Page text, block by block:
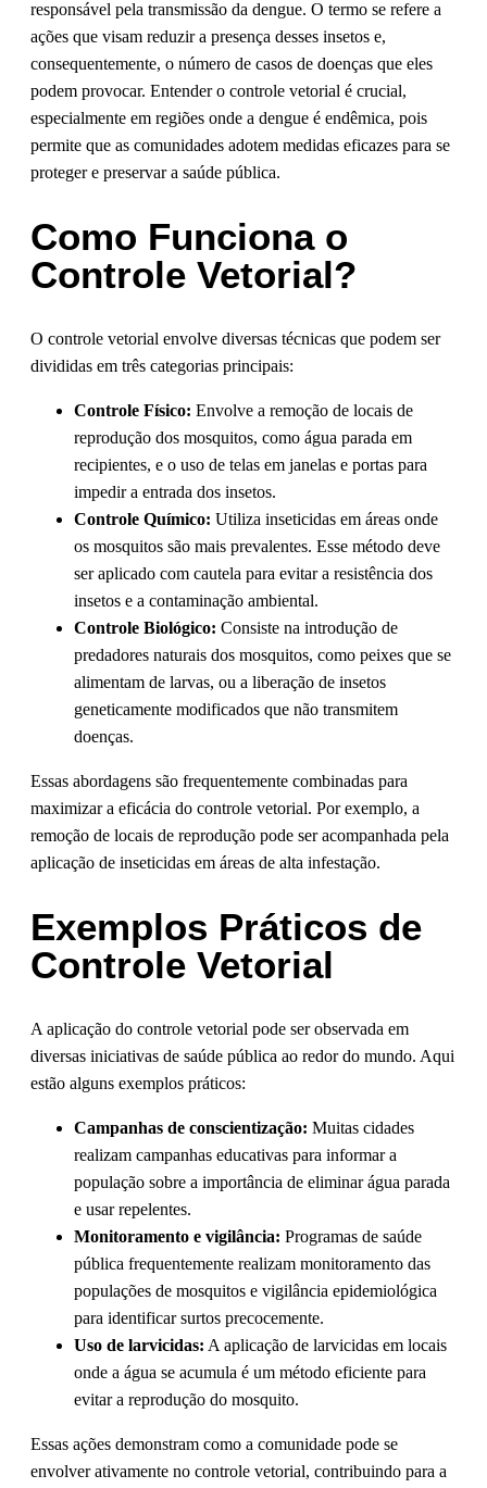
responsável pela transmissão da dengue. O termo se refere a
ações que visam reduzir a presença desses insetos e,
consequentemente, o número de casos de doenças que eles
podem provocar. Entender o controle vetorial é crucial,
especialmente em regiões onde a dengue é endêmica, pois
permite que as comunidades adotem medidas eficazes para se
proteger e preservar a saúde pública.
Como Funciona o
Controle Vetorial?
O controle vetorial envolve diversas técnicas que podem ser
divididas em três categorias principais:
Controle Físico: Envolve a remoção de locais de
reprodução dos mosquitos, como água parada em
recipientes, e o uso de telas em janelas e portas para
impedir a entrada dos insetos.
Controle Químico: Utiliza inseticidas em áreas onde
os mosquitos são mais prevalentes. Esse método deve
ser aplicado com cautela para evitar a resistência dos
insetos e a contaminação ambiental.
Controle Biológico: Consiste na introdução de
predadores naturais dos mosquitos, como peixes que se
alimentam de larvas, ou a liberação de insetos
geneticamente modificados que não transmitem
doenças.
Essas abordagens são frequentemente combinadas para
maximizar a eficácia do controle vetorial. Por exemplo, a
remoção de locais de reprodução pode ser acompanhada pela
aplicação de inseticidas em áreas de alta infestação.
Exemplos Práticos de
Controle Vetorial
A aplicação do controle vetorial pode ser observada em
diversas iniciativas de saúde pública ao redor do mundo. Aqui
estão alguns exemplos práticos:
Campanhas de conscientização: Muitas cidades
realizam campanhas educativas para informar a
população sobre a importância de eliminar água parada
e usar repelentes.
Monitoramento e vigilância: Programas de saúde
pública frequentemente realizam monitoramento das
populações de mosquitos e vigilância epidemiológica
para identificar surtos precocemente.
Uso de larvicidas: A aplicação de larvicidas em locais
onde a água se acumula é um método eficiente para
evitar a reprodução do mosquito.
Essas ações demonstram como a comunidade pode se
envolver ativamente no controle vetorial, contribuindo para a